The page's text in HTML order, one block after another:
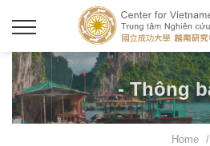
- Thông
Home